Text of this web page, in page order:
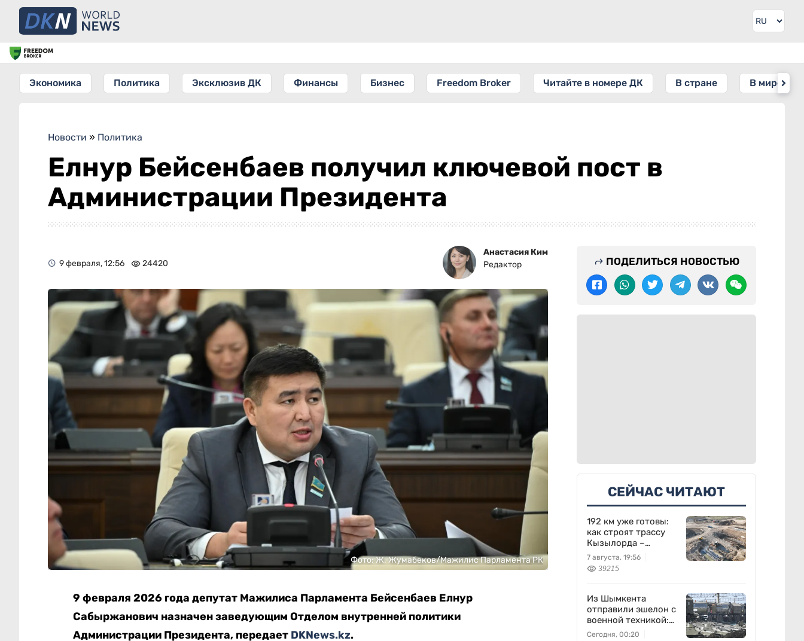
Экономика Политика Эксклюзив ДК Финансы Бизнес Freedom Broker Читайте в номере ДК В стране В мире
Новости » Политика
Елнур Бейсенбаев получил ключевой пост в
Администрации Президента
9 февраля, 12:56 24420
Анастасия Ким
Редактор
Фото: Ж. Жумабеков/Мажилис Парламента РК
9 февраля 2026 года депутат Мажилиса Парламента Бейсенбаев Елнур
Сабыржанович назначен заведующим Отделом внутренней политики
Администрации Президента, передает DKNews.kz.
ПОДЕЛИТЬСЯ НОВОСТЬЮ
СЕЙЧАС ЧИТАЮТ
192 км уже готовы:
как строят трассу
Кызылорда –
Жезказган
7 августа, 19:56
39215
Из Шымкента
отправили эшелон с
военной техникой:
что известно
Сегодня, 00:20